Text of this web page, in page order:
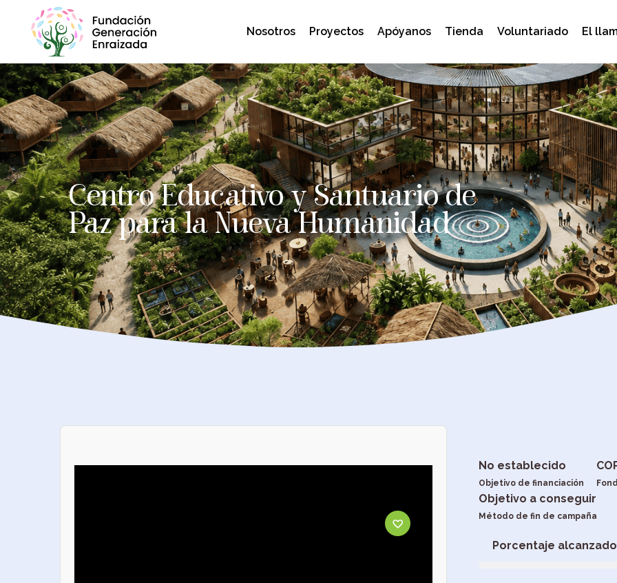
Nosotros Proyectos Apóyanos Tienda Voluntariado El
Centro Educativo y Santuario de
Paz para la Nueva Humanidad
No establecido
Objetivo de financiación
Objetivo a conseguir
Método de fin de campaña
Porcentaje